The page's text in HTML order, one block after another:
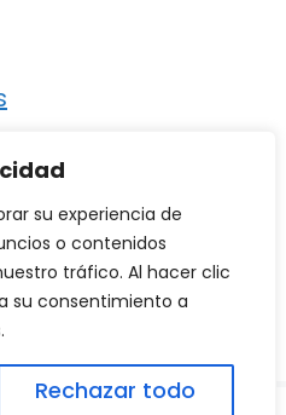
su experiencia de
o contenidos
tráfico. Al hacer clic
su consentimiento a
Rechazar todo